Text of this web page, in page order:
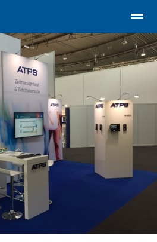
ATPS Zeiterfassung ATPS